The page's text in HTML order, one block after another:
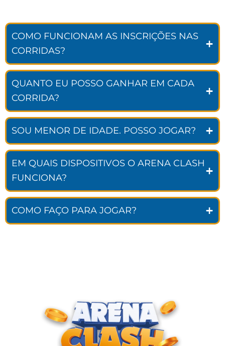
COMO FUNCIONAM AS INSCRIÇÕES NAS
CORRIDAS?
QUANTO EU POSSO GANHAR EM CADA
CORRIDA?
SOU MENOR DE IDADE. POSSO JOGAR?
EM QUAIS DISPOSITIVOS O ARENA CLASH
FUNCIONA?
COMO FAÇO PARA JOGAR?